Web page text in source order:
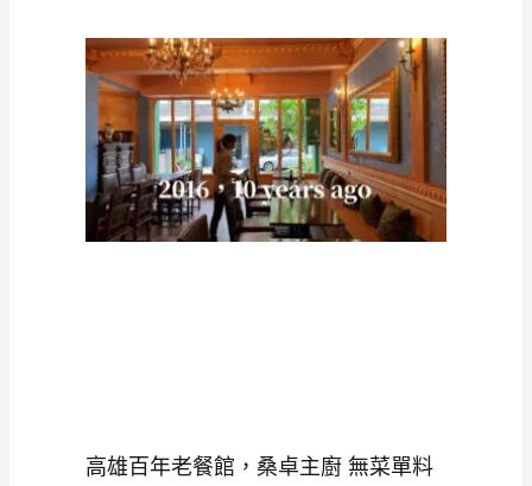
高雄百年老餐館，桑卓主廚 無菜單料